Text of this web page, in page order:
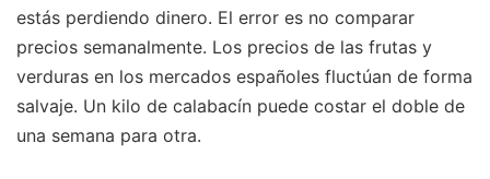
estás perdiendo dinero. El error es no comparar
precios semanalmente. Los precios de las frutas y
verduras en los mercados españoles fluctúan de forma
salvaje. Un kilo de calabacín puede costar el doble de
una semana para otra.